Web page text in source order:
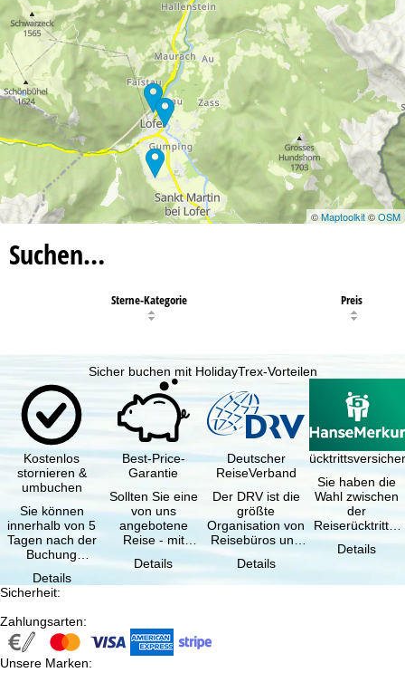
©Maptoolkit©OSM
Suchen…
Sterne-Kategorie Preis
Sicher buchen mit HolidayTrex-Vorteilen
Kostenlos
stornieren &
umbuchen
Sie können
innerhalb von 5
Tagen nach der
Buchung
zurücktreten, …
Details
Best-Price-
Garantie
Sollten Sie eine
von uns
angebotene
Reise - mit
Verfügbarkeit
und …
Details
Deutscher
ReiseVerband
Der DRV ist die
größte
Organisation von
Reisebüros und
Reiseveranstaltern
in …
Details
Sie haben die
Wahl zwischen
der
Reiserücktritts-
Versicherung
(inklusive …
Details
Sicherheit:
Zahlungsarten:
Unsere Marken: